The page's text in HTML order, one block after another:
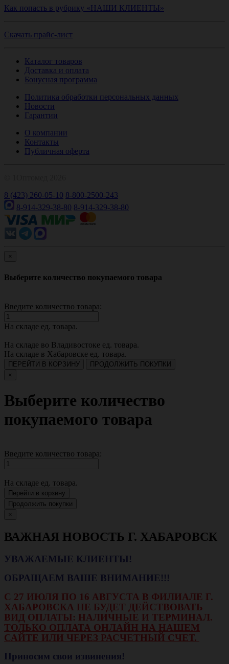
Как попасть в рубрику «НАШИ КЛИЕНТЫ»
Скачать прайс-лист
Каталог товаров
Доставка и оплата
Бонусная программа
Политика обработки персональных данных
Новости
Гарантии
О компании
Контакты
Публичная оферта
8 (423) 260-05-10 8-800-2500-243
8-914-329-38-80 8-914-329-38-80
×
Выберите количество покупаемого товара
Введите количество товара:
На складе ед. товара.
На складе во Владивостоке ед. товара.
На складе в Хабаровске ед. товара.
ПЕРЕЙТИ В КОРЗИНУ
ПРОДОЛЖИТЬ ПОКУПКИ
×
Выберите количество
покупаемого товара
Введите количество товара:
На складе ед. товара.
Перейти в корзину
Продолжить покупки
×
ВАЖНАЯ НОВОСТЬ Г. ХАБАРОВСК
УВАЖАЕМЫЕ КЛИЕНТЫ!
ОБРАЩАЕМ ВАШЕ ВНИМАНИЕ!!!
С 27 ИЮЛЯ ПО 16 АВГУСТА В ФИЛИАЛЕ Г.
ХАБАРОВСКА НЕ БУДЕТ ДЕЙСТВОВАТЬ
ВИД ОПЛАТЫ: НАЛИЧНЫЕ И ТЕРМИНАЛ.
ТОЛЬКО ОПЛАТА ОНЛАЙН НА НАШЕМ
САЙТЕ ИЛИ ЧЕРЕЗ РАСЧЕТНЫЙ СЧЕТ.
Приносим свои извинения!